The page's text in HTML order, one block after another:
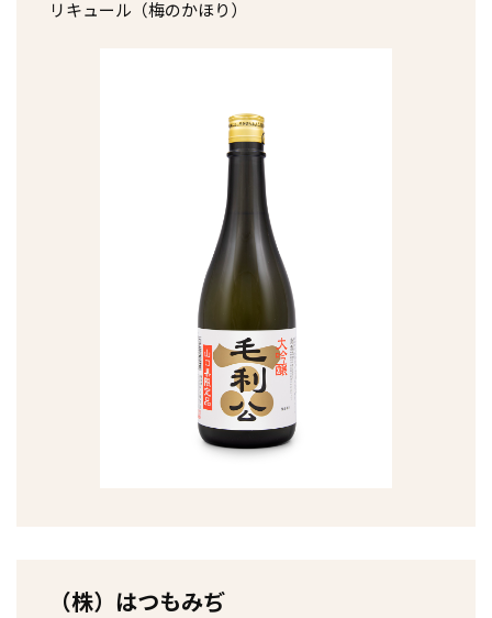
リキュール（梅のかほり）
（株）はつもみぢ